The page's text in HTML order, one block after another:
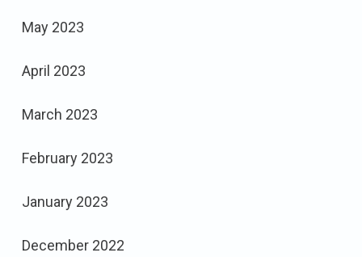
May 2023
April 2023
March 2023
February 2023
January 2023
December 2022